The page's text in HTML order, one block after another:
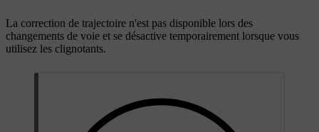
La correction de trajectoire n'est pas disponible lors des
changements de voie et se désactive temporairement lorsque vous
utilisez les clignotants.